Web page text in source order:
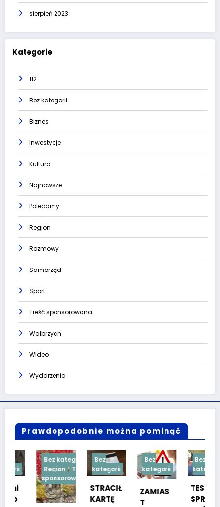
sierpień 2023
Kategorie
112
Bez kategorii
Biznes
Inwestycje
Kultura
Najnowsze
Polecamy
Region
Rozmowy
Samorząd
Sport
Treść sponsorowana
Wałbrzych
Wideo
Wydarzenia
Prawdopodobnie można pominąć
Bez kategorii
Region
Treść
sponsorowana
Bez
kategorii
STRACIŁ
KARTĘ
Bez
kategorii
ZAMIAS
Bez
kategorii
TESTY
SPRAW